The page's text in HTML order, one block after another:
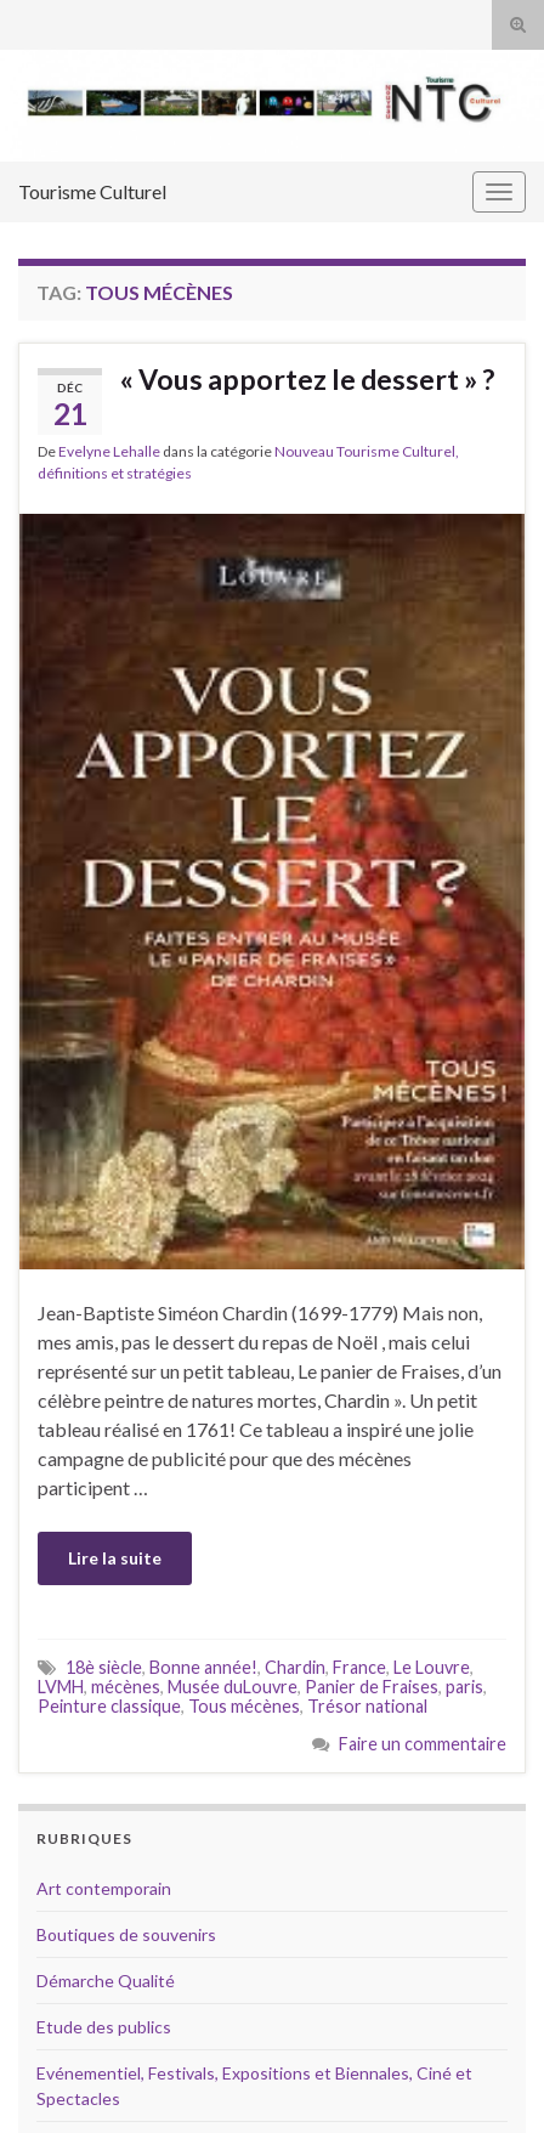
Tourisme Culturel
TAG: TOUS MÉCÈNES
DÉC
21
« Vous apportez le dessert » ?
DeEvelyne Lehalle dans la catégorieNouveau Tourisme Culturel,
définitions et stratégies
Jean-Baptiste Siméon Chardin (1699-1779) Mais non,
mes amis, pas le dessert du repas de Noël , mais celui
représenté sur un petit tableau, Le panier de Fraises, d’un
célèbre peintre de natures mortes, Chardin ». Un petit
tableau réalisé en 1761! Ce tableau a inspiré une jolie
campagne de publicité pour que des mécènes
participent …
Lire la suite
18è siècle, Bonne année!, Chardin, France, Le Louvre,
LVMH, mécènes, Musée duLouvre, Panier de Fraises, paris,
Peinture classique, Tous mécènes, Trésor national
Faire un commentaire
RUBRIQUES
Art contemporain
Boutiques de souvenirs
Démarche Qualité
Etude des publics
Evénementiel, Festivals, Expositions et Biennales, Ciné et
Spectacles